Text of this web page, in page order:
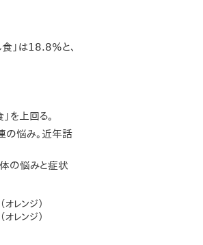
」は18.8％と、
を上回る。
の悩み。近年話
体の悩みと症状
レンジ）
レンジ）